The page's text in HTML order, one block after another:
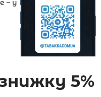
– у
5%